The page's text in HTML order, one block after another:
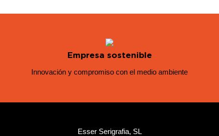
Empresa sostenible
Innovación y compromiso con el medio ambiente
Esser Serigrafia, SL